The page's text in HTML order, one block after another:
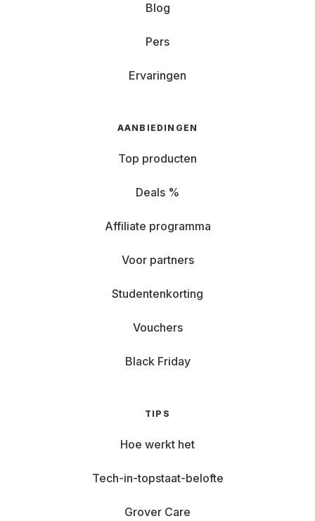
Blog
Pers
Ervaringen
AANBIEDINGEN
Top producten
Deals %
Affiliate programma
Voor partners
Studentenkorting
Vouchers
Black Friday
TIPS
Hoe werkt het
Tech-in-topstaat-belofte
Grover Care